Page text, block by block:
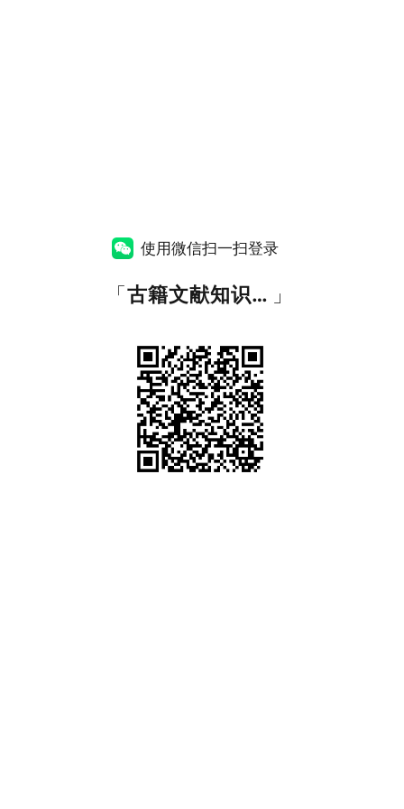
使用微信扫一扫登录
「 古籍文献知识图谱网 」